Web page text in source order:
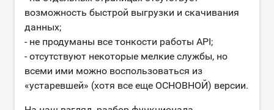
возможность быстрой выгрузки и скачивания
данных;
- не продуманы все тонкости работы API;
- отсутствуют некоторые мелкие службы, но
всеми ими можно воспользоваться из
«устаревшей» (хотя все еще ОСНОВНОЙ) версии.